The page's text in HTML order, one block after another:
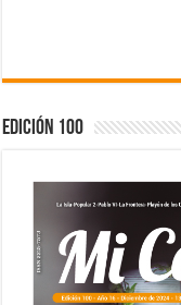
Edición 100